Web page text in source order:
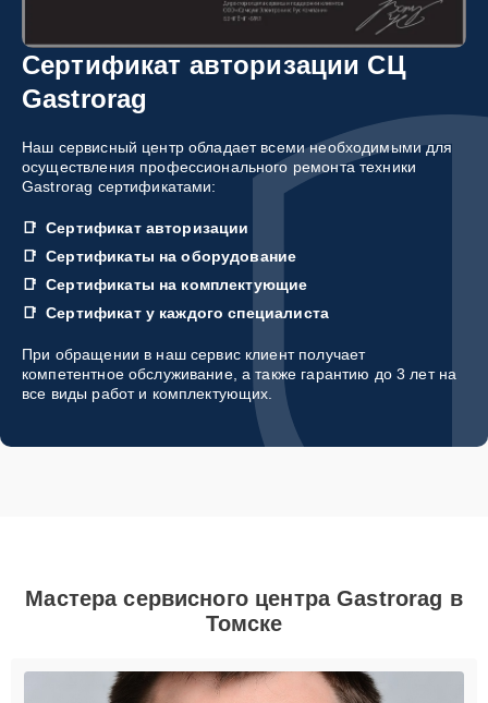
Сертификат авторизации СЦ
Gastrorag
Наш сервисный центр обладает всеми необходимыми для
осуществления профессионального ремонта техники
Gastrorag сертификатами:
Сертификат авторизации
Сертификаты на оборудование
Сертификаты на комплектующие
Сертификат у каждого специалиста
При обращении в наш сервис клиент получает
компетентное обслуживание, а также гарантию до 3 лет на
все виды работ и комплектующих.
Мастера сервисного центра Gastrorag в
Томске